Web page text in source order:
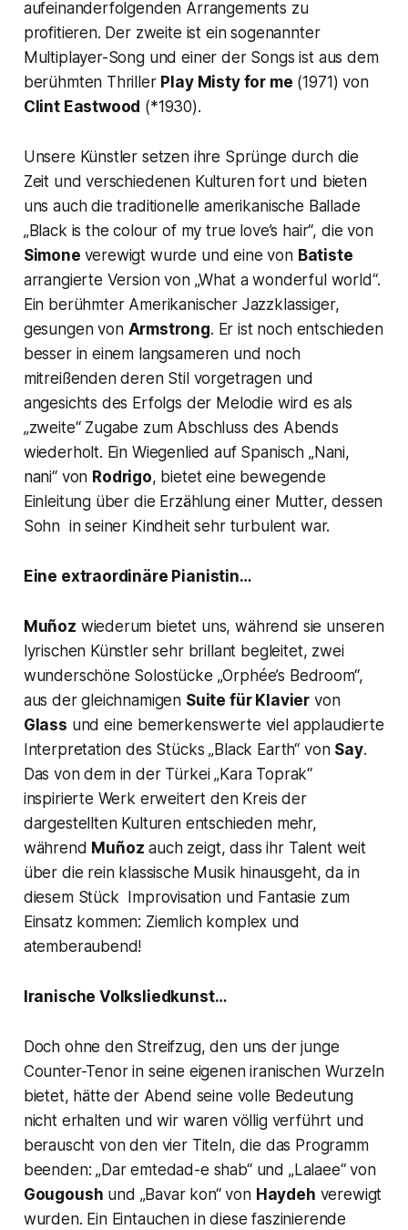
aufeinanderfolgenden Arrangements zu
profitieren. Der zweite ist ein sogenannter
Multiplayer-Songund einer der Songs ist aus dem
berühmten Thriller Play Misty for me (1971) von
Clint Eastwood (*1930).
Unsere Künstler setzen ihre Sprünge durch die
Zeit und verschiedenen Kulturen fort und bieten
uns auch die traditionelle amerikanische Ballade
„Black is the colour of my true love’s hair“, die von
Simone verewigt wurde und eine von Batiste
arrangierte Version von „What a wonderful world“.
Ein berühmter Amerikanischer Jazzklassiger,
gesungen von Armstrong. Er ist noch entschieden
besser in einem langsameren und noch
mitreißenden deren Stil vorgetragen und
angesichts des Erfolgs der Melodie wird es als
„zweite“ Zugabe zum Abschluss des Abends
wiederholt. Ein Wiegenlied auf Spanisch „Nani,
nani“von Rodrigo, bietet eine bewegende
Einleitung über die Erzählung einer Mutter, dessen
Sohn in seiner Kindheit sehr turbulent war.
Eine extraordinäre Pianistin…
Muñoz wiederum bietet uns, während sie unseren
lyrischen Künstler sehr brillant begleitet, zwei
wunderschöne Solostücke „Orphée’s Bedroom“,
aus der gleichnamigen Suite für Klavier von
Glass und eine bemerkenswerte viel applaudierte
Interpretation des Stücks„Black Earth“ von Say.
Das von dem in der Türkei „Kara Toprak“
inspirierte Werk erweitert den Kreis der
dargestellten Kulturen entschieden mehr,
während Muñoz auch zeigt, dass ihr Talent weit
über die rein klassische Musik hinausgeht, da in
diesem Stück Improvisation und Fantasie zum
Einsatz kommen: Ziemlich komplex und
atemberaubend!
Iranische Volksliedkunst…
Doch ohne den Streifzug, den uns der junge
Counter-Tenor in seine eigenen iranischen Wurzeln
bietet, hätte der Abend seine volle Bedeutung
nicht erhalten und wir waren völlig verführt und
berauscht von den vier Titeln, die das Programm
beenden:„Dar emtedad-e shab“und „Lalaee“von
Gougoush und „Bavar kon“von Haydeh verewigt
wurden. Ein Eintauchen in diese faszinierende